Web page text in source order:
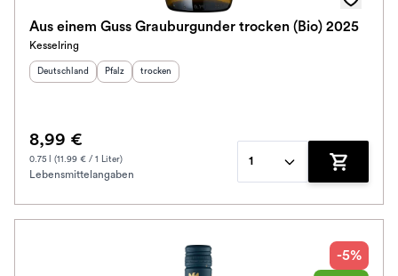
Aus einem Guss Grauburgunder trocken (Bio) 2025
Kesselring
Herkunftsland
Deutschland Herkunftsregion
Pfalz Geschmack
trocken
8,99 €
0.75 l (11.99 € / 1 Liter)
Lebensmittelangaben
1
Zum
-5%